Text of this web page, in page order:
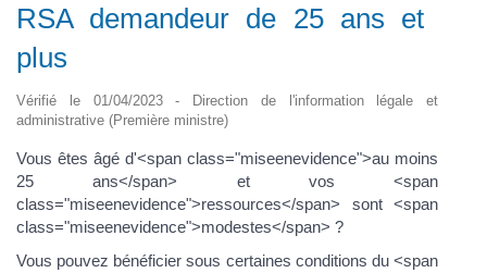
RSA demandeur de 25 ans et
plus
Vérifié le 01/04/2023 - Direction de l'information légale et
administrative (Première ministre)
Vous êtes âgé d'<span class="miseenevidence">au moins
25 ans</span> et vos <span
class="miseenevidence">ressources</span> sont <span
class="miseenevidence">modestes</span> ?
Vous pouvez bénéficier sous certaines conditions du <span